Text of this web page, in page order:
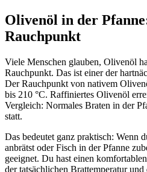
Olivenöl in der
Rauchpunkt
Viele Menschen glauben, Olivenöl
Rauchpunkt. Das ist einer der
Der Rauchpunkt von nativem
bis 210 °C. Raffiniertes Olivenöl
Vergleich: Normales Braten in der
statt.
Das bedeutet ganz praktisch: Wenn
anbrätst oder Fisch in der Pfanne
geeignet. Du hast einen
der tatsächlichen Brattemperatur